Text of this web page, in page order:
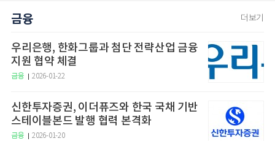
금융 더보기
우리은행, 한화그룹과 첨단 전략산업 금융
지원 협약 체결
금융 2026-01-22
신한투자증권, 이더퓨즈와 한국 국채 기반
스테이블본드 발행 협력 본격화
금융 2026-01-20